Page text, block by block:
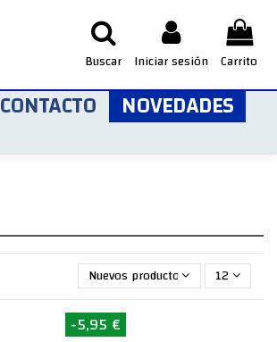
Buscar Iniciar sesión Carrito
CONTACTO NOVEDADES
Nuevos productos primero
12
-5,95 €